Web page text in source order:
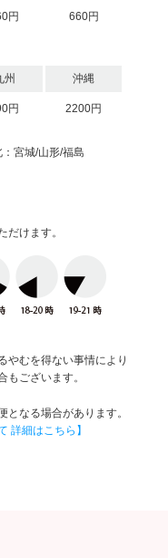
円 660円
州 沖縄
円 2200円
宮城/山形/福島
だけます。
やむを得ない事情により
もございます。
なる場合があります。
詳細はこちら】